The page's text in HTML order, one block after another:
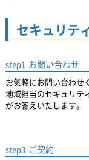
セキュリテ
step1 お問い合わせ
お気軽にお問い合わせ
地域担当のセキュリテ
がお答えいたします。
step3 ご契約